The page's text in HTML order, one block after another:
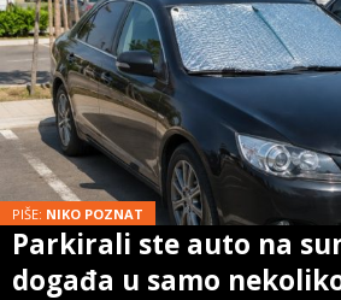
PIŠE: NIKO POZNAT
Parkirali ste auto na
događa u samo